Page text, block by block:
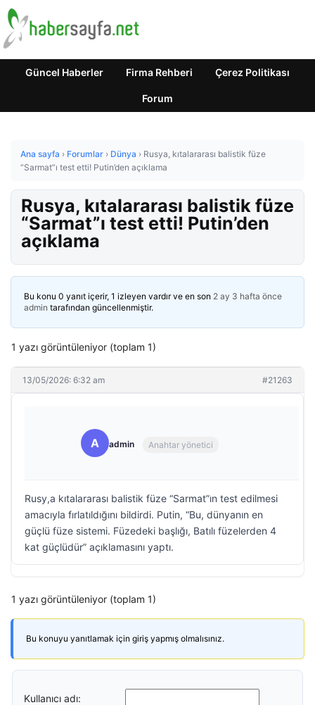
Güncel Haberler Firma Rehberi Çerez Politikası
Forum
Ana sayfa › Forumlar › Dünya › Rusya, kıtalararası balistik füze
“Sarmat”ı test etti! Putin’den açıklama
Rusya, kıtalararası balistik füze
“Sarmat”ı test etti! Putin’den
açıklama
Bu konu 0 yanıt içerir, 1 izleyen vardır ve en son 2 ay 3 hafta önce
admin tarafından güncellenmiştir.
1 yazı görüntüleniyor (toplam 1)
13/05/2026: 6:32 am #21263
A admin Anahtar yönetici
Rusy,a kıtalararası balistik füze “Sarmat”ın test edilmesi
amacıyla fırlatıldığını bildirdi. Putin, “Bu, dünyanın en
güçlü füze sistemi. Füzedeki başlığı, Batılı füzelerden 4
kat güçlüdür” açıklamasını yaptı.
1 yazı görüntüleniyor (toplam 1)
Bu konuyu yanıtlamak için giriş yapmış olmalısınız.
Kullanıcı adı: